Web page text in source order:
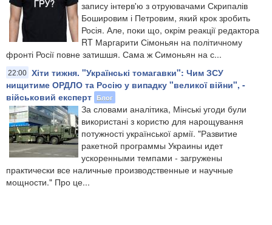
запису інтерв'ю з отруювачами Скрипалів
Бошировим і Петровим, який крок зробить
Росія. Але, поки що, окрім реакції редактора
RT Маргарити Сімоньян на політичному
фронті Росії повне затишшя. Сама ж Симоньян на с...
22:00 Хіти тижня. "Українські томагавки": Чим ЗСУ
нищитиме ОРДЛО та Росію у випадку "великої війни", -
військовий експерт Блог
За словами аналітика, Мінські угоди були
використані з користю для нарощування
потужності української армії. "Развитие
ракетной программы Украины идет
ускоренными темпами - загружены
практически все наличные производственные и научные
мощности." Про це...